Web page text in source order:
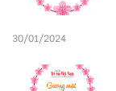
30/01/2024